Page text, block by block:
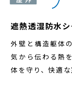
遮熱透湿防水シ
外壁と構造躯体
気から伝わる熱
体を守り、快適